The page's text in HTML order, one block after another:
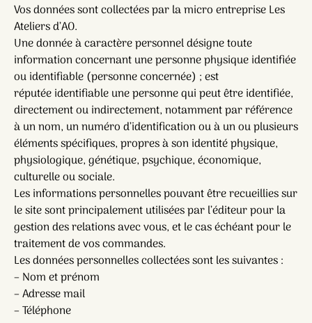
Vos données sont collectées par la micro entreprise Les
Ateliers d’AO.
Une donnée à caractère personnel désigne toute
information concernant une personne physique identifiée
ou identifiable (personne concernée) ; est
réputée identifiable une personne qui peut être identifiée,
directement ou indirectement, notamment par référence
à un nom, un numéro d’identification ou à un ou plusieurs
éléments spécifiques, propres à son identité physique,
physiologique, génétique, psychique, économique,
culturelle ou sociale.
Les informations personnelles pouvant être recueillies sur
le site sont principalement utilisées par l’éditeur pour la
gestion des relations avec vous, et le cas échéant pour le
traitement de vos commandes.
Les données personnelles collectées sont les suivantes :
– Nom et prénom
– Adresse mail
– Téléphone